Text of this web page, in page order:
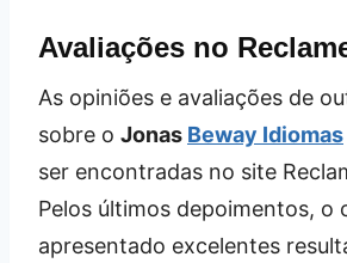
Avaliações no
As opiniões e avaliações de
sobre o Jonas Beway Idiomas
ser encontradas no site
Pelos últimos depoimentos, o
apresentado excelentes